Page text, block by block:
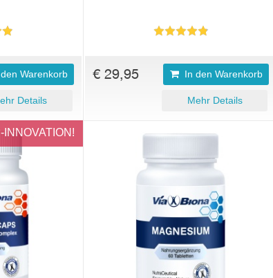
Warenkorb
Details
In den Warenkorb
Mehr Details
€ 29,95
INNOVATION!